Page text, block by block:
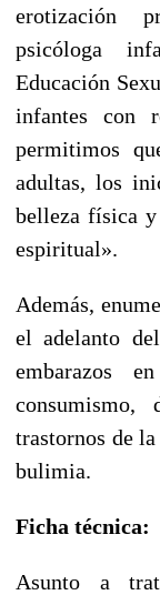
erotización
psicóloga
Educación
infantes con
permitimos
adultas, los
belleza física
espiritual».
Además,
el adelanto
embarazos
trastornos de
bulimia.
Ficha técnica:
Asunto a